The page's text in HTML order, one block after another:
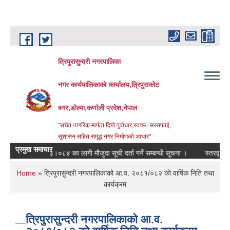
Skip to main content
त्रिपुरासुन्दरी नगरपालिका
नगर कार्यपालिकाको कार्यालय,त्रिपुराकोट
बगर,डोल्पा,कर्णाली प्रदेश,नेपाल
"सचेत नागरिक मार्फत दिगो पुर्वाधार,स्वच्छ, सरसफाई,
सुशासन सहित समृद्ध नगर निर्माणको आधार"
प्रमुख समाचार
आ.ब. २०८३।०८४ का लागी मौजुदा सूची दर्ता गर्ने सम्बन्धी सूचना । स्तरवृद्धि
You are here
Home» त्रिपुरासुन्दरी नगरपालिकाको आ.व. २०८१/०८२ को वार्षिक निति तथा
कार्यक्रम
त्रिपुरासुन्दरी नगरपालिकाको आ.व.